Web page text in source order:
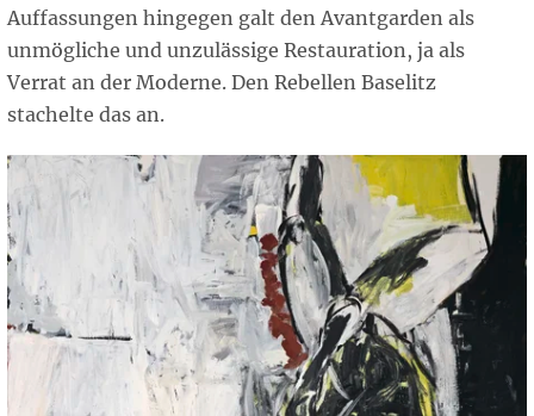
Auffassungen hingegen galt den Avantgarden als
unmögliche und unzulässige Restauration, ja als
Verrat an der Moderne. Den Rebellen Baselitz
stachelte das an.